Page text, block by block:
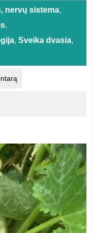
nervų sistema,
,
, Sveika dvasia,